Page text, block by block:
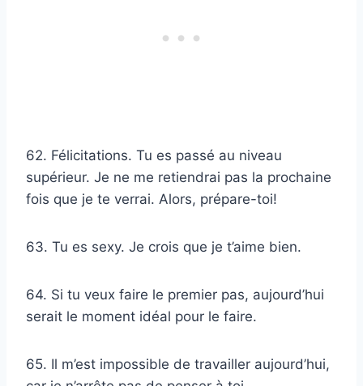
62. Félicitations. Tu es passé au niveau
supérieur. Je ne me retiendrai pas la prochaine
fois que je te verrai. Alors, prépare-toi!
63. Tu es sexy. Je crois que je t’aime bien.
64. Si tu veux faire le premier pas, aujourd’hui
serait le moment idéal pour le faire.
65. Il m’est impossible de travailler aujourd’hui,